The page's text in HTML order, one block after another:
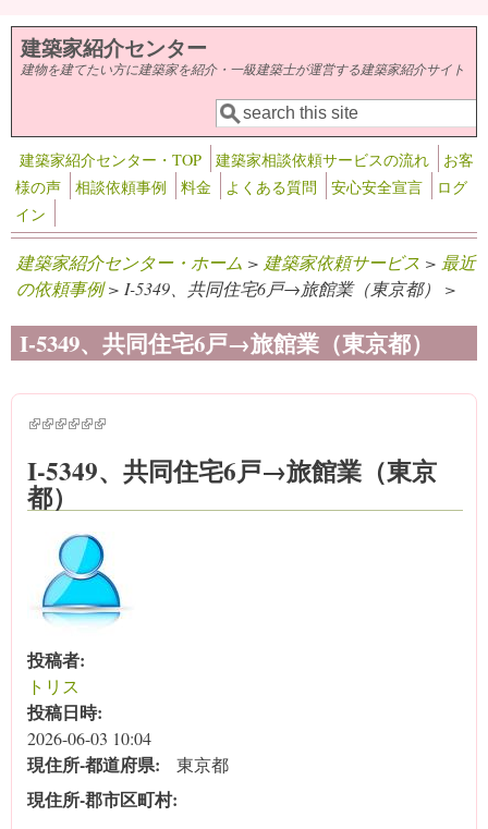
メインコンテンツに移動
建築家紹介センター
建物を建てたい方に建築家を紹介・一級建築士が運営する建築家紹介サイト
検索フォーム
検索
建築家紹介センター・TOP 建築家相談依頼サービスの流れ
お客
様の声
相談依頼事例 料金 よくある質問 安心安全宣言
ログ
イン
建築家紹介センター・ホーム > 建築家依頼サービス > 最近
の依頼事例> I-5349、共同住宅6戸→旅館業（東京都） >
I-5349、共同住宅6戸→旅館業（東京都）
(link is external)
(link is external)
(link is external)
(link is external)
(link is external)
(link is external)
I-5349、共同住宅6戸→旅館業（東京
都）
投稿者:
トリス
投稿日時:
2026-06-03 10:04
現住所‐都道府県: 東京都
現住所‐郡市区町村: